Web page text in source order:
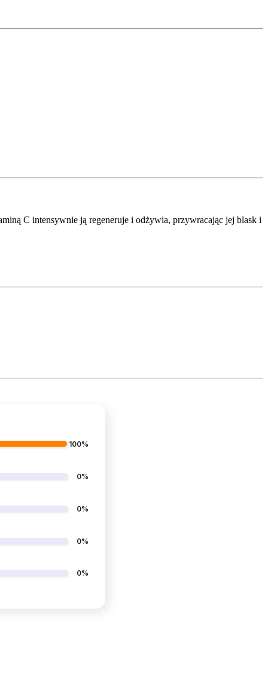
C intensywnie ją regeneruje i odżywia, przywracając jej blask i
100%
0%
0%
0%
0%